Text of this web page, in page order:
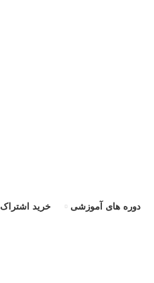
دوره های آموزشی خرید اشتراک